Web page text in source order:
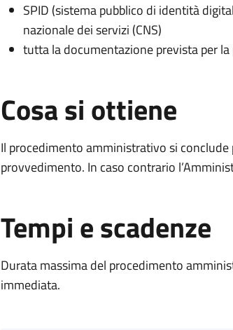
SPID (sistema pubblico di identità
nazionale dei servizi (CNS)
tutta la documentazione prevista per
Cosa si ottiene
Il procedimento amministrativo si
provvedimento. In caso contrario
Tempi e scadenze
Durata massima del procedimento
immediata.